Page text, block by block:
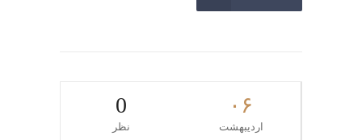
۰۶
اردیبهشت
0
نظر